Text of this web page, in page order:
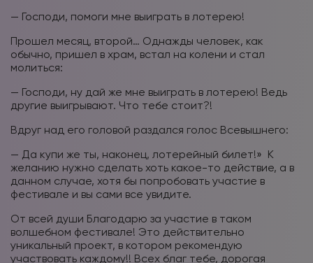
— Господи, помоги мне выиграть в лотерею!
Прошел месяц, второй… Однажды человек, как
обычно, пришел в храм, встал на колени и стал
молиться:
— Господи, ну дай же мне выиграть в лотерею! Ведь
другие выигрывают. Что тебе стоит?!
Вдруг над его головой раздался голос Всевышнего:
— Да купи же ты, наконец, лотерейный билет!» К
желанию нужно сделать хоть какое-то действие, а в
данном случае, хотя бы попробовать участие в
фестивале и вы сами все увидите.
От всей души Благодарю за участие в таком
волшебном фестивале! Это действительно
уникальный проект, в котором рекомендую
участвовать каждому!! Всех благ тебе, дорогая